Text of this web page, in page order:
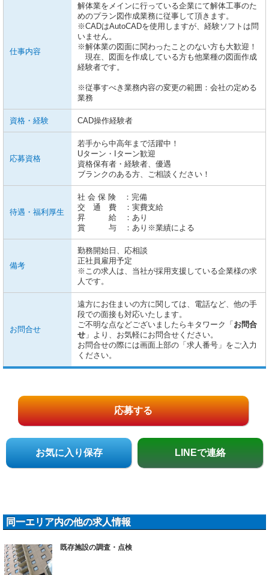
仕事内容
解体業をメインに行っている企業にて解体工事のた
めのプラン図作成業務に従事して頂きます。
※CADはAutoCADを使用しますが、経験ソフトは問
いません。
※解体業の図面に関わったことのない方も大歓迎！
現在、図面を作成している方も他業種の図面作成
経験者です。
※従事すべき業務内容の変更の範囲：会社の定める
業務
資格・経験 CAD操作経験者
応募資格
若手から中高年まで活躍中！
Uターン・Iターン歓迎
資格保有者・経験者、優遇
ブランクのある方、ご相談ください！
待遇・福利厚生
社 会 保 険 ：完備
交 通 費 ：実費支給
昇 給 ：あり
賞 与 ：あり※業績による
備考
勤務開始日、応相談
正社員雇用予定
※この求人は、当社が採用支援している企業様の求
人です。
お問合せ
遠方にお住まいの方に関しては、電話など、他の手
段での面接も対応いたします。
ご不明な点などございましたらキタワーク「 お問合
せ 」より、お気軽にお問合せください。
お問合せの際には画面上部の「求人番号」をご入力
ください。
応募する
お気に入り保存 LINEで連絡
同一エリア内の他の求人情報
既存施設の調査・点検